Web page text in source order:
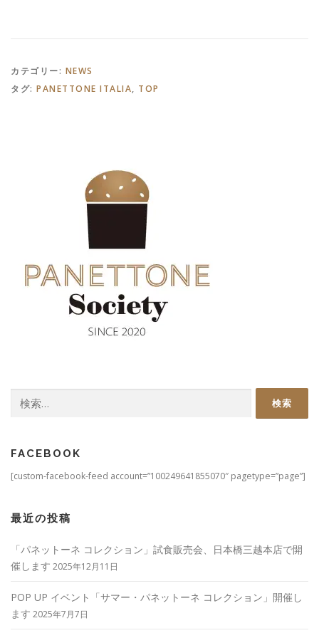
カテゴリー: NEWS
タグ: PANETTONE ITALIA, TOP
索:
FACEBOOK
[custom-facebook-feed account=”100249641855070″ pagetype=”page”]
最近の投稿
「パネットーネ コレクション」試食販売会、日本橋三越本店で開
催します 2025年12月11日
POP UP イベント「サマー・パネットーネ コレクション」開催し
ます 2025年7月7日